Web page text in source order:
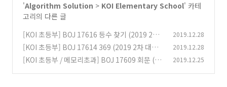
'Algorithm Solution > KOI Elementary School' 카테
고리의 다른 글
[KOI 초등부] BOJ 17616 등수 찾기 (2019 2차
대회)
(3)
2019.12.28
[KOI 초등부] BOJ 17614 369 (2019 2차 대회)
(4)
2019.12.28
[KOI 초등부 / 메모리초과] BOJ 17609 회문 (20
2019.12.25